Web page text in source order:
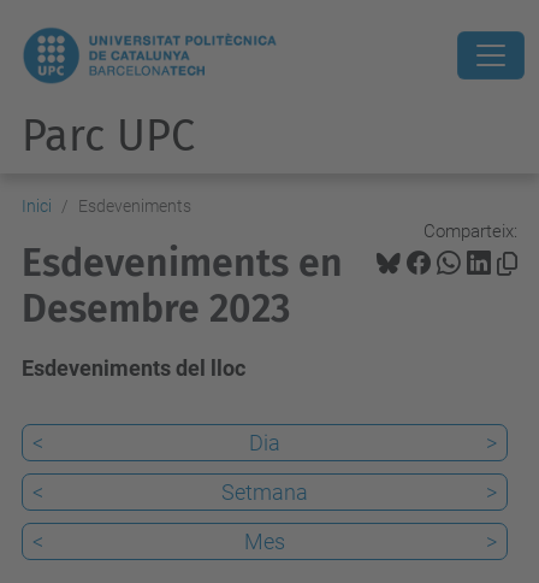
Parc UPC
Inici Esdeveniments
Comparteix:
Esdeveniments en
Desembre 2023
Esdeveniments del lloc
< Dia
>
<
Setmana
>
<
Mes >